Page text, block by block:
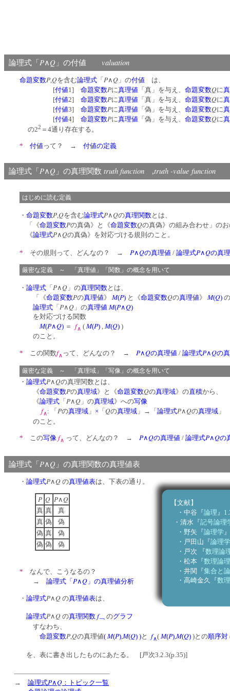
論理式「P∧Q 」の付値 valuation
命題変数P,Qを含む論理式 「 P∧Q 」の付値 は、
[付値1] 命題変数Pに真理値 「真」を与え、 命題変数Qに
[付値2] 命題変数Pに真理値 「真」を与え、 命題変数Qに
[付値3] 命題変数Pに真理値 「偽」を与え、 命題変数Qに
[付値4] 命題変数Pに真理値 「偽」を与え、 命題変数Qに
の22 ＝4通り存在する。
* 付値って？ → 付値の定義
論理式「P∧Q 」の真理関数 truth function ,truth -value function
はじめに読む定義
・ 命題変数PQを含む論理式P∧Qの真理関数とは、
「《命題変数Pの真偽》と《命題変数Qの真偽》の組み合わせ」の
《論理式P∧Qの真偽》を対応づける規則のこと。
* その規則って、どんなの？ → P∧Qの真理値 / 論理式P∧Qの真
厳密な定義 ～ 「真理値」「関数」の概念を用いて
・ 論理式 「P∧Q 」の真理関数とは、
「《命題変数Pの真理値》 M(P) と《命題変数Qの真理値》 M(Q)
論理式 「P∧Q 」の真理値 M(P∧Q)
を対応づける関数
M(P∧Q) ＝ f∧ ( M(P) M(Q) )
のこと。
* この関数f∧ って、どんなの？ → P∧Qの真理値 / 論理式P∧Qの
厳密な定義 ～ 「真理域」「写像」の概念を用いて
・ 論理式P∧Qの真理関数とは、
《命題変数Pの真理域》と《命題変数Qの真理域》の直積から、
《論理式 「 P∧Q 」の真理域》への写像
f∧: 「 Pの真理域 」 × 「 Qの真理域 」→「 論理式P∧Qの真理域 」
のこと。
* この写像 f∧ って、どんなの？ → P∧Qの真理値 / 論理式P∧Qの
論理式「P∧Q 」の真理関数の真理値表
・ 論理式P∧Q の真理値表は、下表の通り。
P Q P∧Q
真 真
真
真 偽
偽
偽 真
偽
偽 偽 偽
* なんで、こうなるの？
→ 論理式「 P∧Q 」の真理値分析
・ 論理式P∧Q の真理値表は、
論理式P∧Q の真理関数 f￢ のグラフ
すなわち、
【文献】
・中谷『論理 』
・清水『記号論理
・野矢『論理学
・戸田山『論理
・戸次 『数理論
・松本『数理論
・井関『集合と
・高崎金久『数
命題変数P,Qの真理値( M(P),M(Q) )と f∧( M(P),M(Q) )との順序対
を、表に書き出したものにあたる。 [戸次3.2.3(p.35)]
→ 論理式P∧Q ：トピック一覧